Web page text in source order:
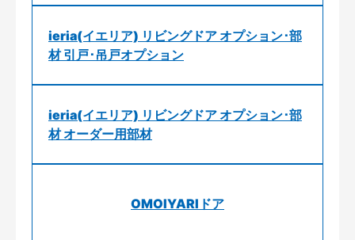
ieria(イエリア) リビングドア オプション･部
材 引戸･吊戸オプション
ieria(イエリア) リビングドア オプション･部
材 オーダー用部材
OMOIYARIドア